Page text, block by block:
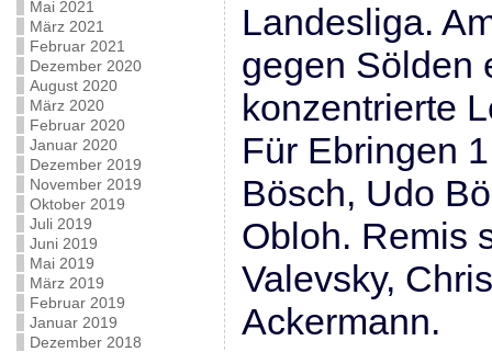
Mai 2021
März 2021
Februar 2021
Dezember 2020
August 2020
März 2020
Februar 2020
Januar 2020
Dezember 2019
November 2019
Oktober 2019
Juli 2019
Juni 2019
Mai 2019
März 2019
Februar 2019
Januar 2019
Dezember 2018
Landesliga.
gegen Sölden
konzentrierte
Für Ebringen
Bösch, Udo
Obloh. Remis
Valevsky,
Ackermann.